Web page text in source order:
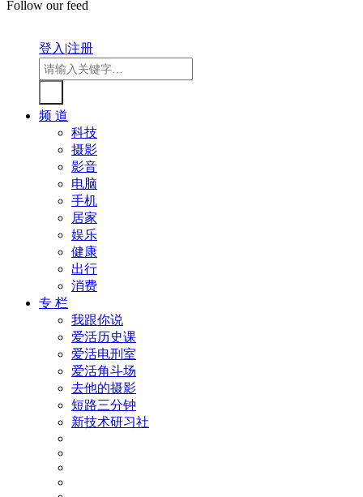
Follow our feed
登入|注册
频 道
科技
摄影
影音
电脑
手机
居家
娱乐
健康
出行
消费
专 栏
我跟你说
爱活历史课
爱活电刑室
爱活角斗场
去他的摄影
短路三分钟
新技术研习社